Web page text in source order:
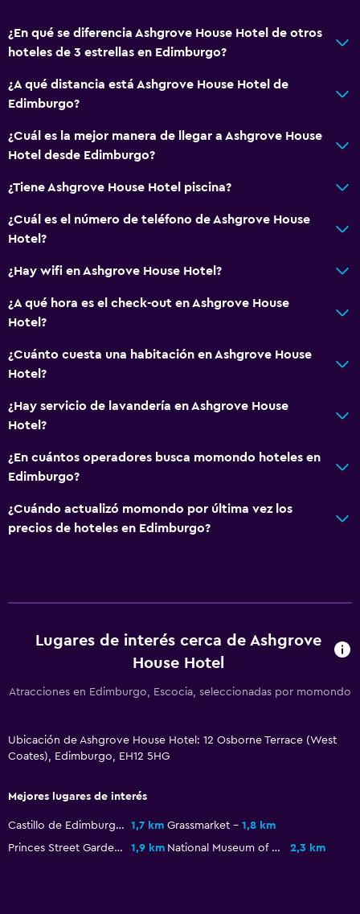
Espacio de almacenamiento
Sistema de entretenimiento
Radio
TV de pantalla plana
Sala de estar/TV compartida
TV
Accesibilidad y adecuación
Para no fumadores
Plantas superiores accesibles por escaleras
Áreas designadas para fumadores
Salud y seguridad
Limpieza diaria
Botiquín de primeros auxilios
Cámaras CCTV en zonas comunes
Cámaras CCTV en el exterior
Habitación
Armario o clóset
Estacionamiento y transporte
Estacionamiento gratuito
Estacionamiento privado
Lavandería
Secadora
¿En qué se diferencia Ashgrove House Hotel de otros
hoteles de 3 estrellas en Edimburgo?
¿A qué distancia está Ashgrove House Hotel de
Edimburgo?
¿Cuál es la mejor manera de llegar a Ashgrove House
Hotel desde Edimburgo?
¿Tiene Ashgrove House Hotel piscina?
¿Cuál es el número de teléfono de Ashgrove House
Hotel?
¿Hay wifi en Ashgrove House Hotel?
¿A qué hora es el check-out en Ashgrove House
Hotel?
¿Cuánto cuesta una habitación en Ashgrove House
Hotel?
¿Hay servicio de lavandería en Ashgrove House
Hotel?
¿En cuántos operadores busca momondo hoteles en
Edimburgo?
¿Cuándo actualizó momondo por última vez los
precios de hoteles en Edimburgo?
Lugares de interés cerca de Ashgrove
House Hotel
Atracciones en Edimburgo, Escocia, seleccionadas por momondo
Ubicación de Ashgrove House Hotel: 12 Osborne Terrace (West
Coates), Edimburgo, EH12 5HG
Mejores lugares de interés
Castillo de Edimburgo 1,7 km Grassmarket
1,8 km
Princes Street Gardens
1,9 km National Museum of Scotland 2,3 km